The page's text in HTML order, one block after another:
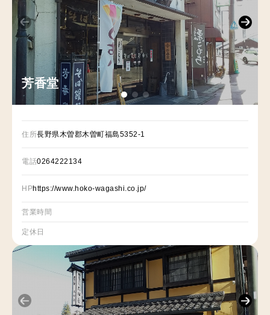
芳香堂
住所長野県木曽郡木曽町福島5352-1
電話0264222134
HPhttps://www.hoko-wagashi.co.jp/
営業時間
定休日